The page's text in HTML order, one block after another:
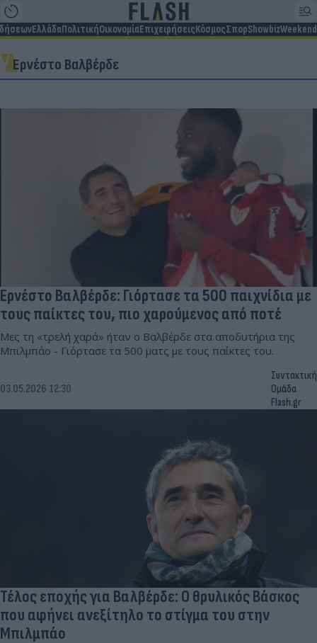
ΕλλάδαΠολιτικήΟικονομίαΕπιχειρήσειςΚόσμοςΣπορShowbizWeekend
Ερνέστο Βαλβέρδε
Ερνέστο Βαλβέρδε: Γιόρτασε τα 500 παιχνίδια με
τους παίκτες του, πιο χαρούμενος από ποτέ
Μες τη «τρελή χαρά» ήταν ο Βαλβέρδε στα αποδυτήρια της
Μπιλμπάο - Γιόρτασε τα 500 ματς με τους παίκτες του.
03.05.2026 12:30
Συντακτική
Ομάδα
Flash.gr
Τέλος εποχής για Βαλβέρδε: Ο θρυλικός Βάσκος
που αφήνει ανεξίτηλο το στίγμα του στην
Μπιλμπάο